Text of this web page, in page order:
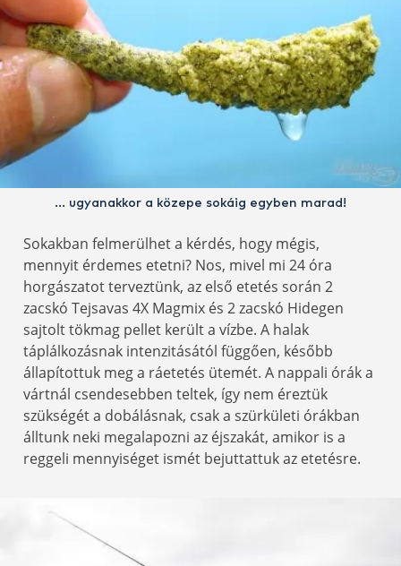
… ugyanakkor a közepe sokáig egyben marad!
Sokakban felmerülhet a kérdés, hogy mégis,
mennyit érdemes etetni? Nos, mivel mi 24 óra
horgászatot terveztünk, az első etetés során 2
zacskó Tejsavas 4X Magmix és 2 zacskó Hidegen
sajtolt tökmag pellet került a vízbe. A halak
táplálkozásnak intenzitásától függően, később
állapítottuk meg a ráetetés ütemét. A nappali órák a
vártnál csendesebben teltek, így nem éreztük
szükségét a dobálásnak, csak a szürkületi órákban
álltunk neki megalapozni az éjszakát, amikor is a
reggeli mennyiséget ismét bejuttattuk az etetésre.